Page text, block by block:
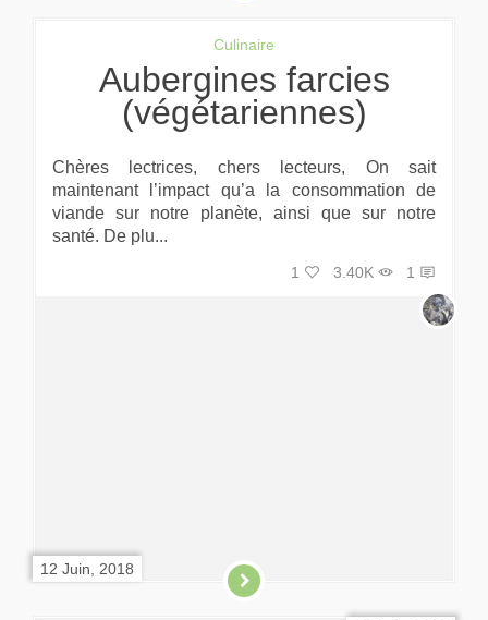
Culinaire
Aubergines farcies
(végétariennes)
Chères lectrices, chers lecteurs, On sait
maintenant l’impact qu’a la consommation de
viande sur notre planète, ainsi que sur notre
santé. De plu...
1 3.40K 1
12 Juin, 2018